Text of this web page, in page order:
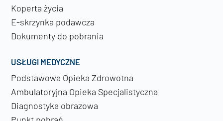
Koperta życia
E-skrzynka podawcza
Dokumenty do pobrania
USŁUGI MEDYCZNE
Podstawowa Opieka Zdrowotna
Ambulatoryjna Opieka Specjalistyczna
Diagnostyka obrazowa